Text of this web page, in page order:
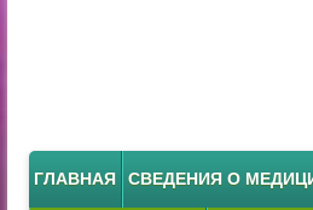
ГЛАВНАЯ СВЕДЕНИЯ О